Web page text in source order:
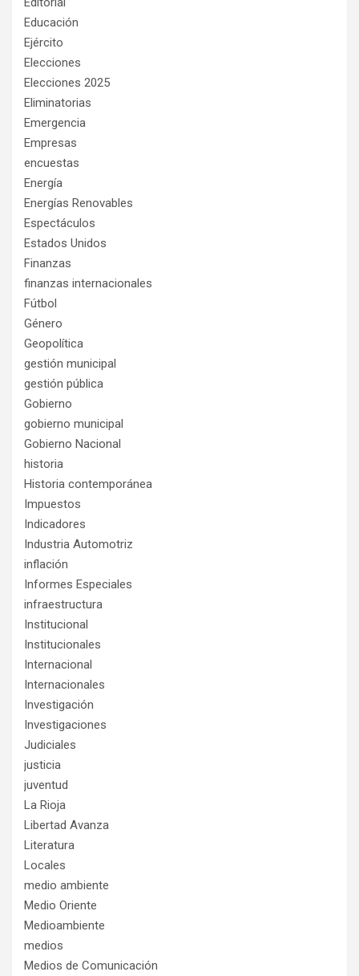
Educación
Ejército
Elecciones
Elecciones 2025
Eliminatorias
Emergencia
Empresas
encuestas
Energía
Energías Renovables
Espectáculos
Estados Unidos
Finanzas
finanzas internacionales
Fútbol
Género
Geopolítica
gestión municipal
gestión pública
Gobierno
gobierno municipal
Gobierno Nacional
historia
Historia contemporánea
Impuestos
Indicadores
Industria Automotriz
inflación
Informes Especiales
infraestructura
Institucional
Institucionales
Internacional
Internacionales
Investigación
Investigaciones
Judiciales
justicia
juventud
La Rioja
Libertad Avanza
Literatura
Locales
medio ambiente
Medio Oriente
Medioambiente
medios
Medios de Comunicación